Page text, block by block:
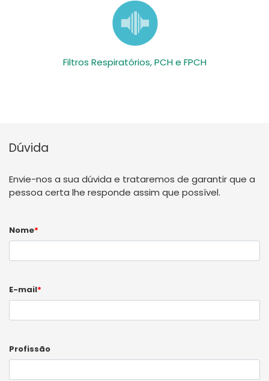
Filtros Respiratórios, PCH e FPCH
Dúvida
Envie-nos a sua dúvida e trataremos de garantir que a
pessoa certa lhe responde assim que possível.
Nome*
E-mail*
Profissão